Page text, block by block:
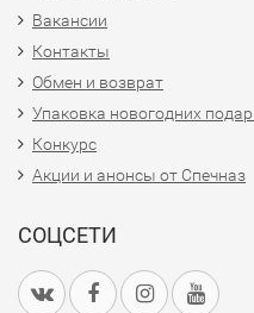
Вакансии
Контакты
Обмен и возврат
Упаковка новогодних
Конкурс
Акции и анонсы от Спечназ
СОЦСЕТИ